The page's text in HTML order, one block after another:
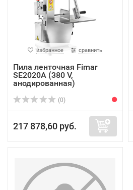
избранное сравнить
Пила ленточная Fimar
SE2020A (380 V,
анодированная)
(0)
217 878,60 руб.